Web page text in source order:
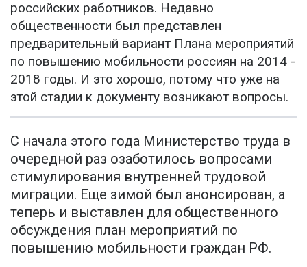
российских работников. Недавно
общественности был представлен
предварительный вариант Плана мероприятий
по повышению мобильности россиян на 2014 -
2018 годы. И это хорошо, потому что уже на
этой стадии к документу возникают вопросы.
С начала этого года Министерство труда в
очередной раз озаботилось вопросами
стимулирования внутренней трудовой
миграции. Еще зимой был анонсирован, а
теперь и выставлен для общественного
обсуждения план мероприятий по
повышению мобильности граждан РФ.